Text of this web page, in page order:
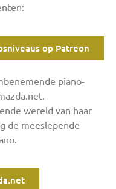
op Patreon
piano-
wereld van haar
de meeslepende